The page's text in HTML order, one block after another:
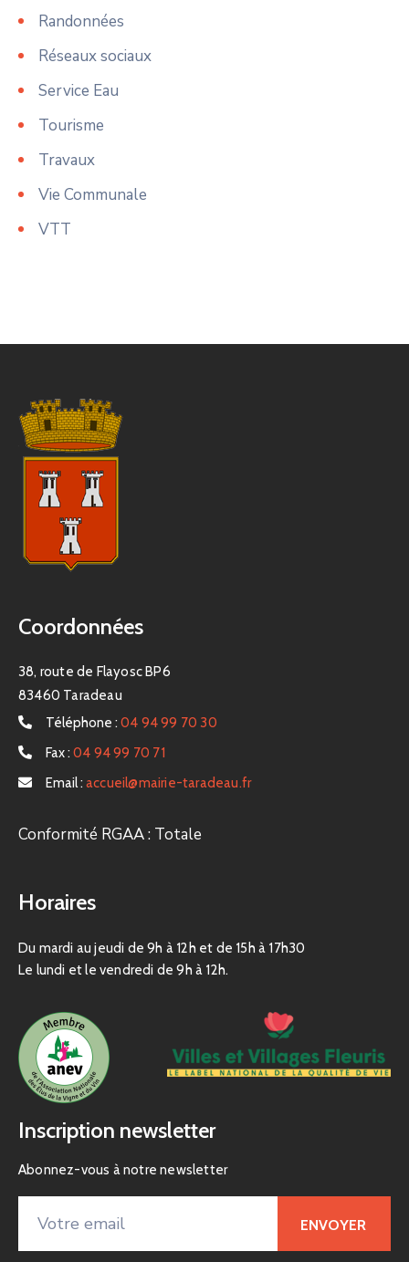
Randonnées
Réseaux sociaux
Service Eau
Tourisme
Travaux
Vie Communale
VTT
Coordonnées
38, route de Flayosc BP6
83460 Taradeau
Téléphone : 04 94 99 70 30
Fax : 04 94 99 70 71
Email : accueil@mairie-taradeau.fr
Conformité RGAA : Totale
Horaires
Du mardi au jeudi de 9h à 12h et de 15h à 17h30
Le lundi et le vendredi de 9h à 12h.
Inscription newsletter
Abonnez-vous à notre newsletter